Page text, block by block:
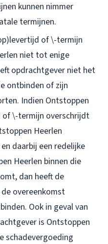
kunnen nimmer
termijnen.
of \-termijn
niet tot enige
opdrachtgever niet het
ontbinden of zijn
Indien Ontstoppen
of \-termijn overschrijdt
Heerlen
daarbij een redelijke
Heerlen binnen die
dan heeft de
overeenkomst
Ook in geval van
is Ontstoppen
schadevergoeding